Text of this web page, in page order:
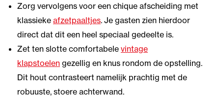
Zorg vervolgens voor een chique afscheiding met
klassieke afzetpaaltjes. Je gasten zien hierdoor
direct dat dit een heel speciaal gedeelte is.
Zet ten slotte comfortabele vintage
klapstoelen gezellig en knus rondom de opstelling.
Dit hout contrasteert namelijk prachtig met de
robuuste, stoere achterwand.